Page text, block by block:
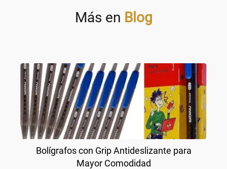
Más en Blog
Bolígrafos con Grip Antideslizante para
Mayor Comodidad